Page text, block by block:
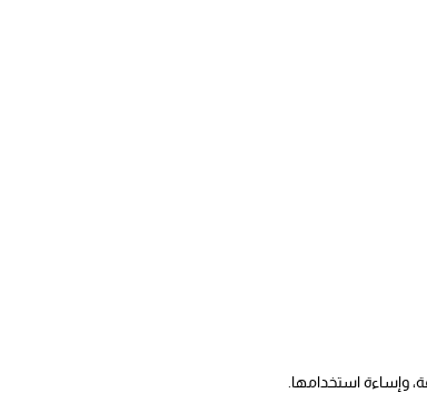
وإساءة استخدامها.